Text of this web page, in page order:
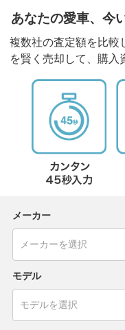
あなたの愛車、今
複数社の査定額を比較
を賢く売却して、購入
メーカー
モデル